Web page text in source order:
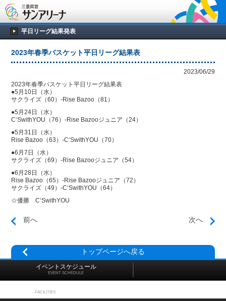
平日リーグ結果発表
2023年春季バスケット平日リーグ結果表
2023/06/29
2023年春季バスケット平日リーグ結果表
●5月10日（水）
サクライズ（60）-Rise Bazoo（81）
●5月24日（水）
C‘SwithYOU（76）-Rise Bazooジュニア（24）
●5月31日（水）
Rise Bazoo（63）-C‘SwithYOU（70）
●6月7日（水）
サクライズ（69）-Rise Bazooジュニア（54）
●6月28日（水）
Rise Bazoo（65）-Rise Bazooジュニア（72）
サクライズ（49）-C‘SwithYOU（64）
☆優勝 C‘SwithYOU
前へ 次へ
トップページへ戻る
イベントスケジュール
EVENT SCHEDULE
FACILITIES